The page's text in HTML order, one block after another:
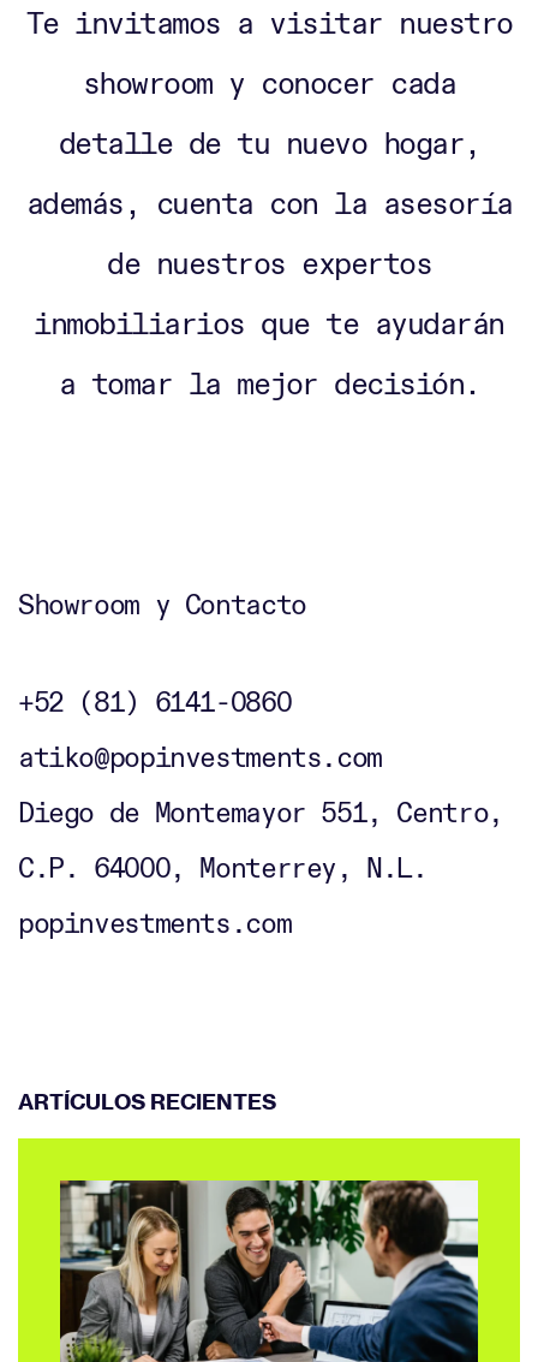
Te invitamos a visitar nuestro
showroom y conocer cada
detalle de tu nuevo hogar,
además, cuenta con la asesoría
de nuestros expertos
inmobiliarios que te ayudarán
a tomar la mejor decisión.
Showroom y Contacto
+52 (81) 6141-0860
atiko@popinvestments.com
Diego de Montemayor 551, Centro,
C.P. 64000, Monterrey, N.L.
popinvestments.com
ARTÍCULOS RECIENTES